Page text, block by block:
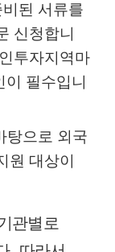
된 서류를
신청합니
투자지역마
필수입니
탕으로 외국
원 대상이
관별로